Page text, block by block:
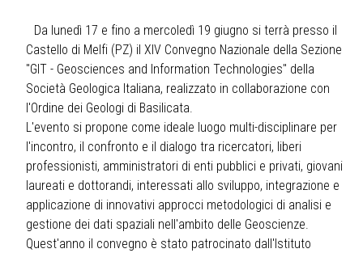
Da lunedì 17 e fino a mercoledì 19 giugno si terrà presso il
Castello di Melfi (PZ) il XIV Convegno Nazionale della Sezione
''GIT - Geosciences and Information Technologies'' della
Società Geologica Italiana, realizzato in collaborazione con
l'Ordine dei Geologi di Basilicata.
L'evento si propone come ideale luogo multi-disciplinare per
l'incontro, il confronto e il dialogo tra ricercatori, liberi
professionisti, amministratori di enti pubblici e privati, giovani
laureati e dottorandi, interessati allo sviluppo, integrazione e
applicazione di innovativi approcci metodologici di analisi e
gestione dei dati spaziali nell'ambito delle Geoscienze.
Quest'anno il convegno è stato patrocinato dall'Istituto